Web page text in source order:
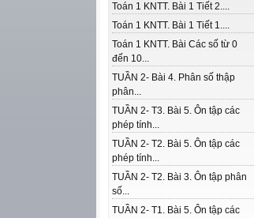
Toán 1 KNTT. Bài 1 Tiết 2....
Toán 1 KNTT. Bài 1 Tiết 1....
Toán 1 KNTT. Bài Các số từ 0
đến 10...
TUẦN 2- Bài 4. Phân số thập
phân...
TUẦN 2- T3. Bài 5. Ôn tập các
phép tính...
TUẦN 2- T2. Bài 5. Ôn tập các
phép tính...
TUẦN 2- T2. Bài 3. Ôn tập phân
số...
TUẦN 2- T1. Bài 5. Ôn tập các